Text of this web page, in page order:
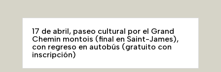
17 de abril, paseo cultural por el Grand
Chemin montois (final en Saint-James),
con regreso en autobús (gratuito con
inscripción)